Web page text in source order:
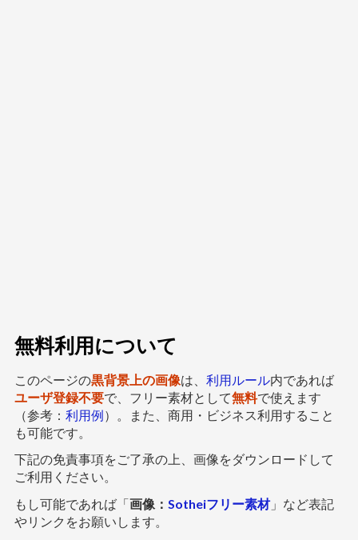
無料利用について
このページの黒背景上の画像は、 利用ルール内であれば
ユーザ登録不要で、フリー素材として無料で使えます
（参考： 利用例）。また、商用・ビジネス利用すること
も可能です。
下記の免責事項をご了承の上、画像をダウンロードして
ご利用ください。
もし可能であれば「画像： Sotheiフリー素材」など表記
やリンクをお願いします。